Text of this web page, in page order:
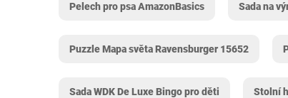
Pelech pro psa AmazonBasics Sada na
Puzzle Mapa světa Ravensburger 15652
Sada WDK De Luxe Bingo pro děti Stolní